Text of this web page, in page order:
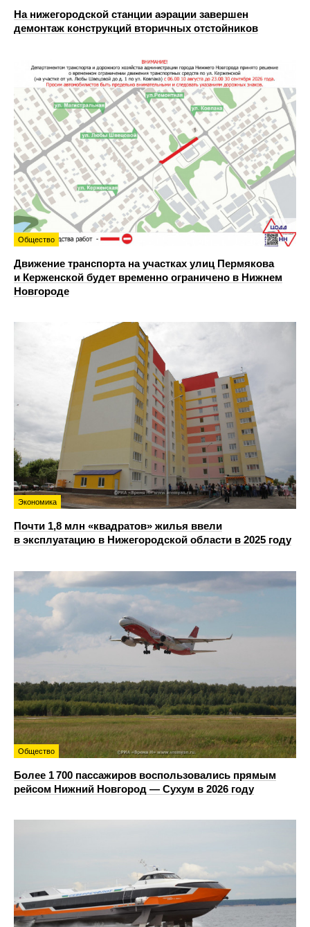
На нижегородской станции аэрации завершен
демонтаж конструкций вторичных отстойников
Общество
Движение транспорта на участках улиц Пермякова
и Керженской будет временно ограничено в Нижнем
Новгороде
Экономика
Почти 1,8 млн «квадратов» жилья ввели
в эксплуатацию в Нижегородской области в 2025 году
Общество
Более 1 700 пассажиров воспользовались прямым
рейсом Нижний Новгород — Сухум в 2026 году